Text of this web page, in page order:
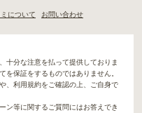
について お問い合わせ
十分な注意を払って提供しておりま
を保証をするものではありません。
、利用規約をご確認の上、ご自身で
ン等に関するご質問にはお答えでき